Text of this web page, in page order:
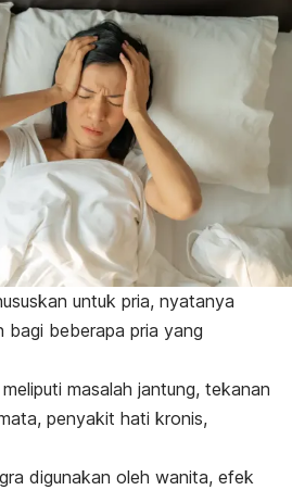
untuk pria, nyatanya
bagi beberapa pria yang
masalah jantung, tekanan
penyakit hati kronis,
digunakan oleh wanita, efek